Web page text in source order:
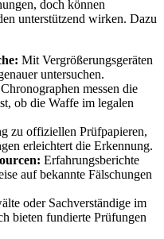
doch können
unterstützend wirken. Dazu
Mit Vergrößerungsgeräten
untersuchen.
messen die
ob die Waffe im legalen
zu offiziellen Prüfpapieren,
erleichtert die Erkennung.
Erfahrungsberichte
auf bekannte Fälschungen
oder Sachverständige im
bieten fundierte Prüfungen